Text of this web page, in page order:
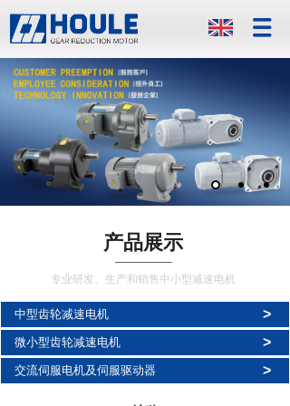
产品展示
专业研发、生产和销售中小型减速电机
中型齿轮减速电机 >
微小型齿轮减速电机 >
交流伺服电机及伺服驱动器 >